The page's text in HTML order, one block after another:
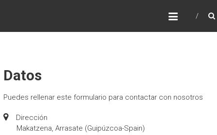
vasco. Organizamos viajes, tours, kedadas
Datos
Puedes rellenar este formulario para contactar con nosotros
Dirección
Makatzena, Arrasate (Guipúzcoa-Spain)